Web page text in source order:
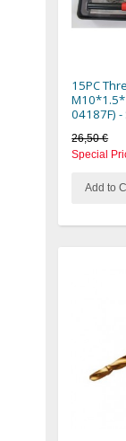
15PC
04187F) -
26,50 €
Special
Add to